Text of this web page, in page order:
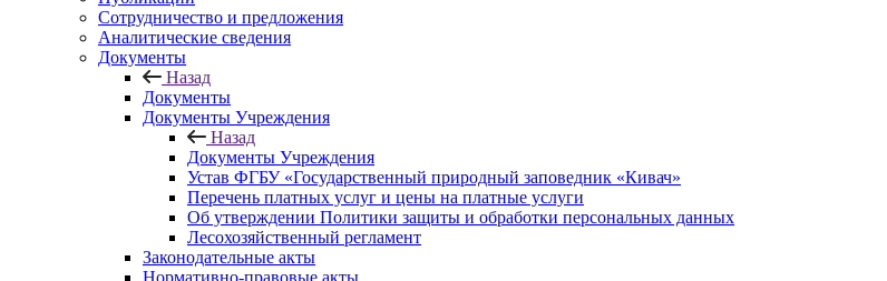
Сотрудничество и предложения
Аналитические сведения
Документы
Назад
Документы
Документы Учреждения
Назад
Документы Учреждения
Устав ФГБУ «Государственный природный заповедник «Кивач»
Перечень платных услуг и цены на платные услуги
Об утверждении Политики защиты и обработки персональных данных
Лесохозяйственный регламент
Законодательные акты
Нормативно-правовые акты